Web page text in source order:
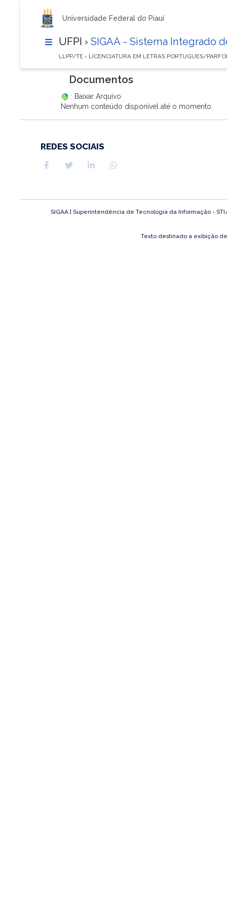
Universidade Federal do Piauí
UFPI › SIGAA - Sistema Integrado
LLPP/TE › LICENCIATURA EM LETRAS PORTUGUES/
Documentos
: Baixar Arquivo
Nenhum conteúdo disponível até o momento
REDES SOCIAIS
SIGAA | Superintendência de Tecnologia da Informação -
Texto destinado a exibição